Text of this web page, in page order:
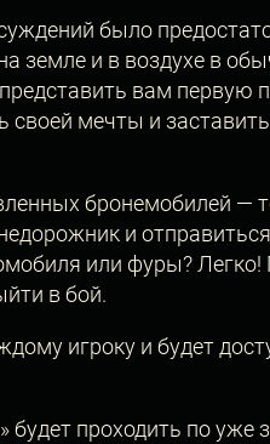
было
земле и в воздухе в
вам первую
своей мечты и
бронемобилей —
и
или фуры?
в бой.
игроку и будет
будет проходить по